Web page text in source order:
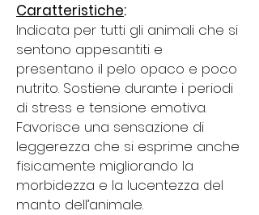
Caratteristiche:
Indicata per tutti gli animali che si
sentono appesantiti e
presentano il pelo opaco e poco
nutrito. Sostiene durante i periodi
di stress e tensione emotiva.
Favorisce una sensazione di
leggerezza che si esprime anche
fisicamente migliorando la
morbidezza e la lucentezza del
manto dell’animale.